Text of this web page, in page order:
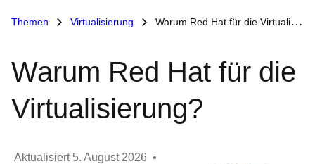
Themen Virtualisierung Warum Red Hat für die Virtualisierung?
Warum Red Hat für die
Virtualisierung?
Aktualisiert 5. August 2026 •